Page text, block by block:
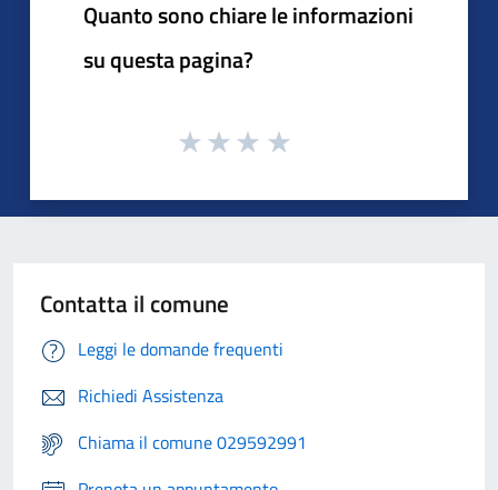
Quanto sono chiare le informazioni
su questa pagina?
Contatta il comune
Leggi le domande frequenti
Richiedi Assistenza
Chiama il comune 029592991